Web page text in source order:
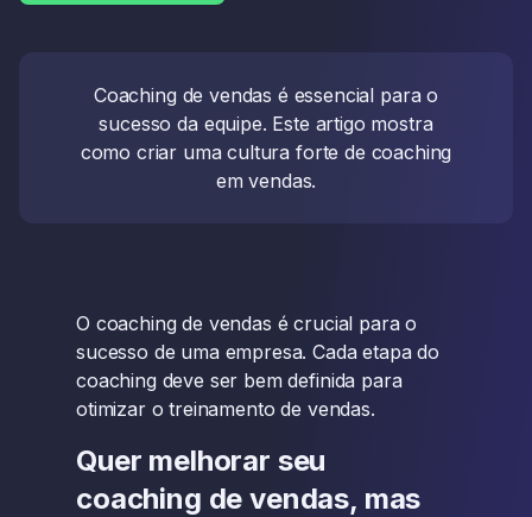
Coaching de vendas é essencial para o
sucesso da equipe. Este artigo mostra
como criar uma cultura forte de coaching
em vendas.
O coaching de vendas é crucial para o
sucesso de uma empresa. Cada etapa do
coaching deve ser bem definida para
otimizar o treinamento de vendas.
Quer melhorar seu
coaching de vendas, mas